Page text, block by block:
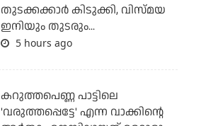
തുടക്കക്കാര്‍ കിടുക്കി, വിസ്മയ
ഇനിയും തുടരും...
5 hours ago
കറുത്തപെണ്ണ പാട്ടിലെ
'വരുത്തപ്പെട്ടേ' എന്ന വാക്കിന്റെ